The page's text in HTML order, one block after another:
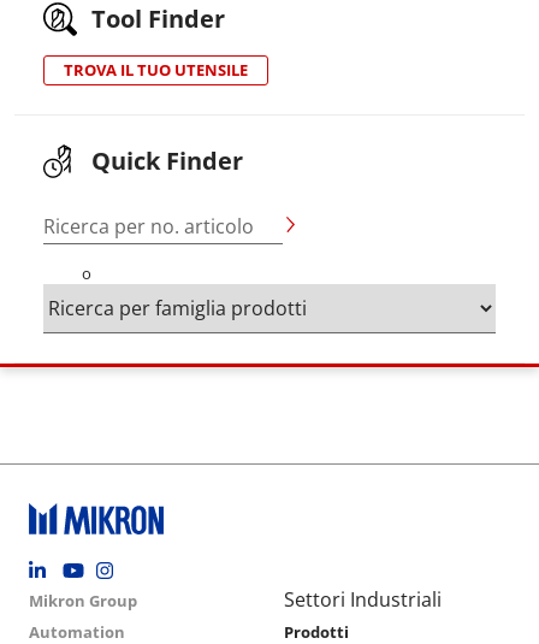
Tool Finder
TROVA IL TUO UTENSILE
Quick Finder
Ricerca per no. articolo
o
Footer social
Group menu
Mikron Group
Automation
Main navigation
Settori Industriali
Prodotti